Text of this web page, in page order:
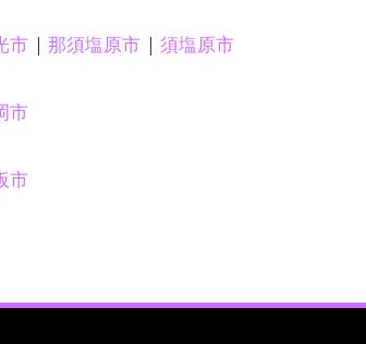
市 那須塩原市 須塩原市
市
市